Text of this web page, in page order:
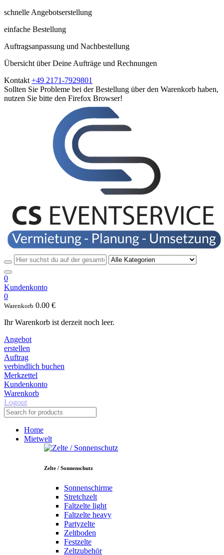
schnelle Angebotserstellung
einfache Bestellung
Auftragsanpassung und Nachbestellung
Übersicht über Deine Aufträge und Rechnungen
Kontakt +49 2171-7929801
Sollten Sie Probleme bei der Bestellung über den Warenkorb haben,
nutzen Sie bitte den Firefox Browser!
0
Kundenkonto
0
Warenkorb 0.00 €
Ihr Warenkorb ist derzeit noch leer.
Angebot
erstellen
Auftrag
verbindlich buchen
Merkzettel
Kundenkonto
Warenkorb
Logout
Home
Mietwelt
Zelte / Sonnenschutz
Sonnenschirme
Stretchzelt
Faltzelte light
Faltzelte heavy
Partyzelte
Zeltboden
Festzelte
Zeltzubehör